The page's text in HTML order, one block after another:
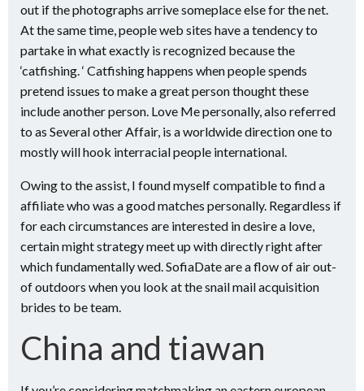
out if the photographs arrive someplace else for the net.
At the same time, people web sites have a tendency to
partake in what exactly is recognized because the
‘catfishing. ‘ Catfishing happens when people spends
pretend issues to make a great person thought these
include another person. Love Me personally, also referred
to as Several other Affair, is a worldwide direction one to
mostly will hook interracial people international.
Owing to the assist, I found myself compatible to find a
affiliate who was a good matches personally. Regardless if
for each circumstances are interested in desire a love,
certain might strategy meet up with directly right after
which fundamentally wed. SofiaDate are a flow of air out-
of outdoors when you look at the snail mail acquisition
brides to be team.
China and tiawan